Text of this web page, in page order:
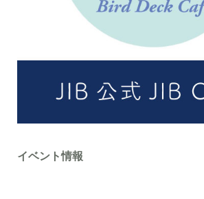
イベント情報